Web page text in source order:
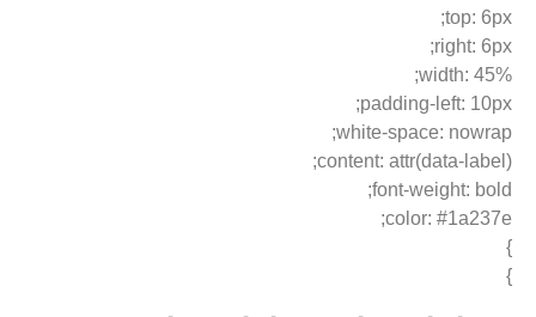
top: 6px;
right: 6px;
width: 45%;
padding-left: 10px;
white-space: nowrap;
content: attr(data-label);
font-weight: bold;
color: #1a237e;
}
}